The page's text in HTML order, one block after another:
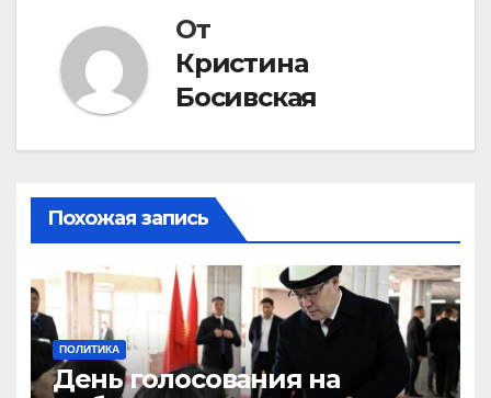
От
Кристина
Босивская
Похожая запись
ПОЛИТИКА
День голосования на